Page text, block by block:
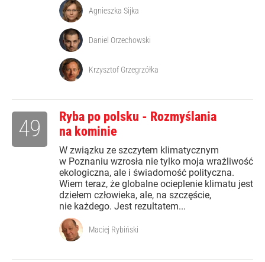
Agnieszka Sijka
Daniel Orzechowski
Krzysztof Grzegrzółka
Ryba po polsku - Rozmyślania
na kominie
W związku ze szczytem klimatycznym
w Poznaniu wzrosła nie tylko moja wrażliwość
ekologiczna, ale i świadomość polityczna.
Wiem teraz, że globalne ocieplenie klimatu jest
dziełem człowieka, ale, na szczęście,
nie każdego. Jest rezultatem...
49
Maciej Rybiński